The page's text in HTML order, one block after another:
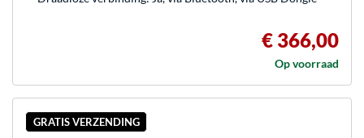
€ 366,00
Op voorraad
GRATIS VERZENDING